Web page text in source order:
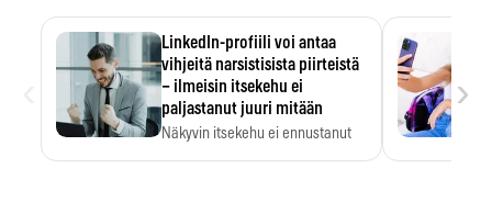
LinkedIn-profiili voi antaa
vihjeitä narsistisista piirteistä
– ilmeisin itsekehu ei
paljastanut juuri mitään
Näkyvin itsekehu ei ennustanut
›